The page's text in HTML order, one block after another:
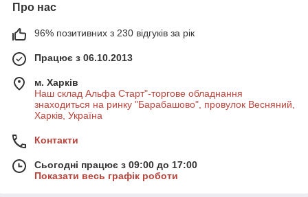
Про нас
96% позитивних з 230 відгуків за рік
Працює з 06.10.2013
м. Харків
Наш склад Альфа Старт"-торгове обладнання
знаходиться на ринку "Барабашово", провулок Весняний,
Харків, Україна
Контакти
Сьогодні працює з 09:00 до 17:00
Показати весь графік роботи